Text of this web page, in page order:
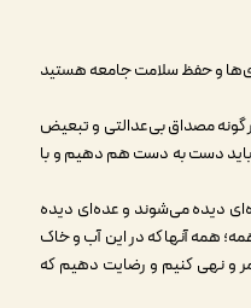
و حفظ سلامت جامعه هستید
گونه مصداق بی‌عدالتی و تبعیض
باید دست به دست هم دهیم و با
دیده می‌شوند و عده‌ای دیده
همه آنها که در این آب و خاک
و نهی کنیم و رضایت دهیم که